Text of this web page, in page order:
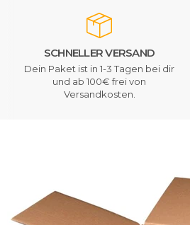
SCHNELLER VERSAND
Dein Paket ist in 1-3 Tagen bei dir
und ab 100€ frei von
Versandkosten.